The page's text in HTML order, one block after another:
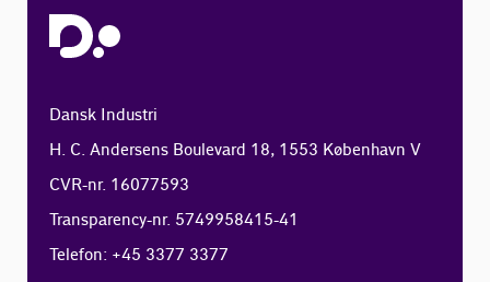
Dansk Industri
H. C. Andersens Boulevard 18, 1553 København V
CVR-nr. 16077593
Transparency-nr. 5749958415-41
Telefon: +45 3377 3377